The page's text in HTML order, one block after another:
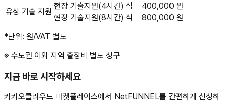
유상 기술 지원
현장 기술지원(4시간) 식
400,000 원
현장 기술지원(8시간) 식
800,000 원
*단위: 원/VAT 별도
※ 수도권 이외 지역 출장비 별도 청구
지금 바로 시작하세요
카카오클라우드 마켓플레이스에서 NetFUNNEL를 간편하게 신청하